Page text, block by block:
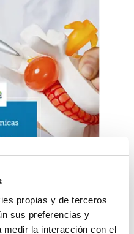
propias y de terceros
sus preferencias y
la interacción con el